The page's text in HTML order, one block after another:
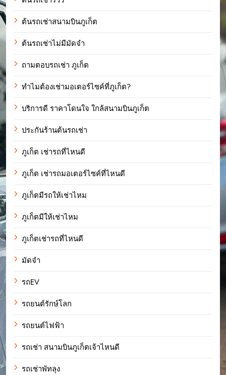
ต้นรถเช่าสนามบินภูเก็ต
ต้นรถเช่าไม่มีมัดจำ
ถามตอบรถเช่า ภูเก็ต
ทำไมต้องเช่ามอเตอร์ไซค์ที่ภูเก็ต?
บริการดี ราคาโดนใจ ใกล้สนามบินภูเก็ต
ประกันร้านต้นรถเช่า
ภูเก็ต เช่ารถที่ไหนดี
ภูเก็ต เช่ารถมอเตอร์ไซค์ที่ไหนดี
ภูเก็ตมีรถให้เช่าไหม
ภูเก็ตมีให้เช่าไหม
ภูเก็ตเช่ารถที่ไหนดี
มัดจำ
รถEV
รถยนต์รักษ์โลก
รถยนต์ไฟฟ้า
รถเช่า สนามบินภูเก็ตเจ้าไหนดี
รถเช่าพัทลุง